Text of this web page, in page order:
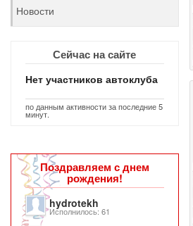
Новости
Сейчас на сайте
Нет участников автоклуба
по данным активности за последние 5
минут.
Поздравляем с днем
рождения!
hydrotekh
Исполнилось: 61